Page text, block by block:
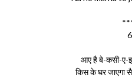
आए है बे-कसी-ए-
किस के घर जाएगा